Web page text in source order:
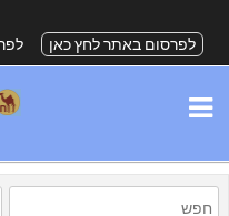
לפרסום באתר לחץ כאן